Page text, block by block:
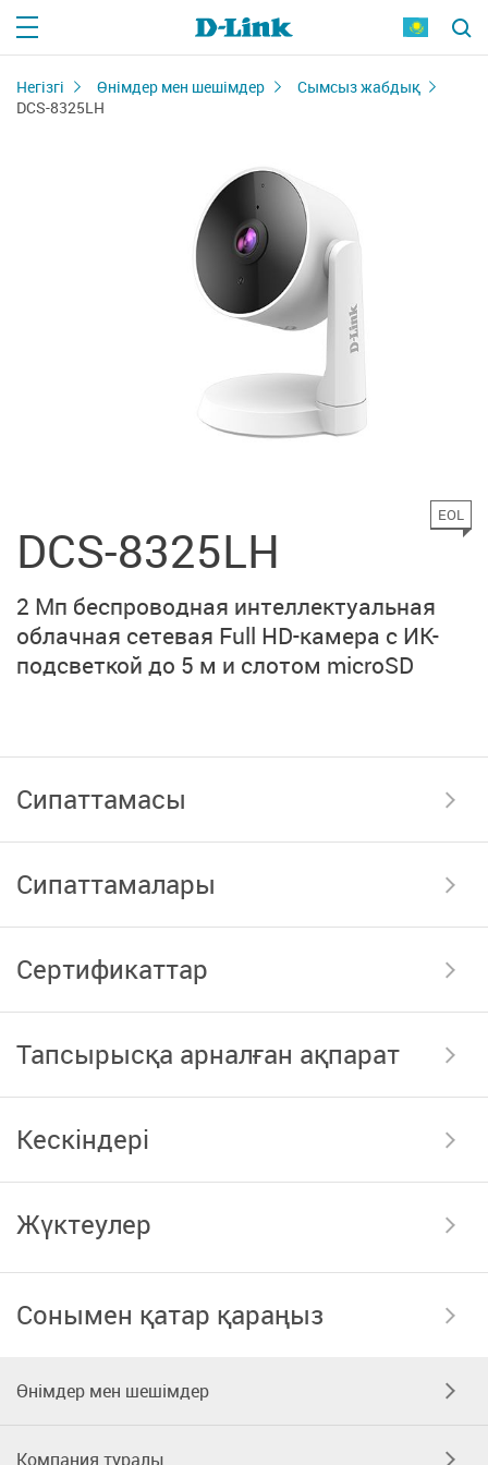
Негізгі Өнімдер мен шешімдер
Сымсыз жабдық
DCS-8325LH
DCS-8325LH
EOL
2 Мп беспроводная интеллектуальная
облачная сетевая Full HD-камера с ИК-
подсветкой до 5 м и слотом microSD
Сипаттамасы
Сипаттамалары
Сертификаттар
Тапсырысқа арналған ақпарат
Кескіндері
Жүктеулер
Сонымен қатар қараңыз
Өнімдер мен шешімдер
Компания туралы